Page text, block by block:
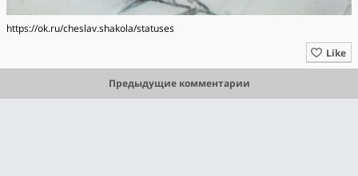
https://ok.ru/cheslav.shakola/statuses
Like
Предыдущие комментарии